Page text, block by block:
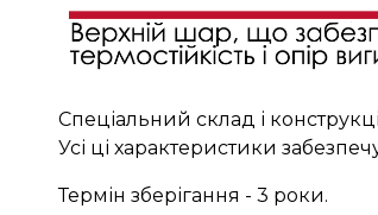
Спеціальний склад і
Усі ці характеристики
Термін зберігання - 3 роки.